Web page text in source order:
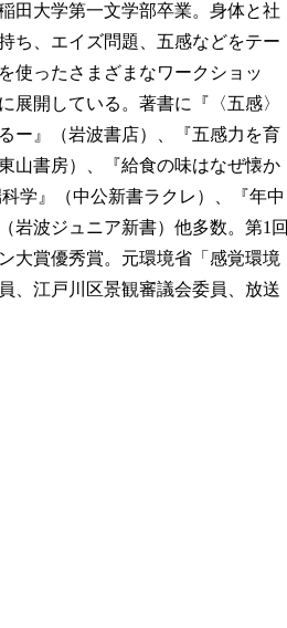
田大学第一文学部卒業。身体と社
ち、エイズ問題、五感などをテー
使ったさまざまなワークショッ
展開している。著書に『〈五感〉
ー』（岩波書店）、『五感力を育
山書房）、『給食の味はなぜ懐か
学』（中公新書ラクレ）、『年中
岩波ジュニア新書）他多数。第1回
大賞優秀賞。元環境省「感覚環境
、江戸川区景観審議会委員、放送